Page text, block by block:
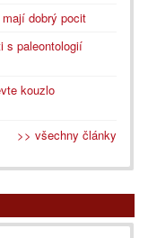
dobrý pocit
s paleontologií
kouzlo
>> všechny články